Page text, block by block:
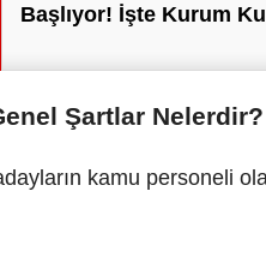
Başlıyor! İşte Kurum
Şartlar Nelerdir?
kamu personeli